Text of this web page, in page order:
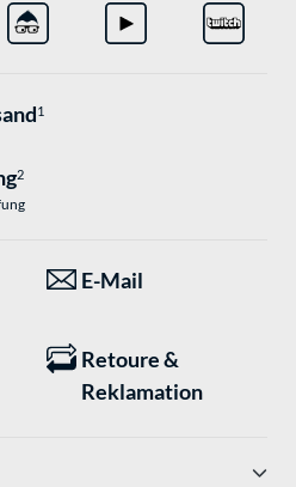
1
2
E-Mail
Retoure &
Reklamation